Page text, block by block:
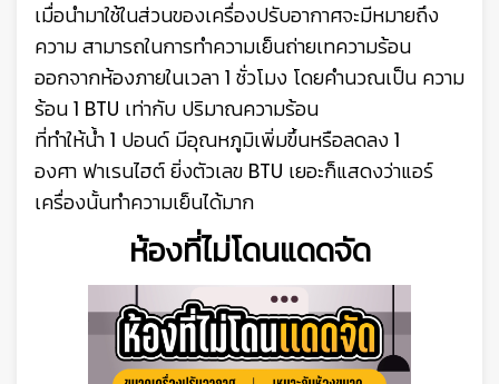
เมื่อนำมาใช้ในส่วนของเครื่องปรับอากาศจะมีหมายถึง
ความ สามารถในการทำความเย็นถ่ายเทความร้อน
ออกจากห้องภายในเวลา 1 ชั่วโมง โดยคำนวณเป็น ความ
ร้อน 1 BTU เท่ากับ ปริมาณความร้อน
ที่ทำให้น้ำ 1 ปอนด์ มีอุณหภูมิเพิ่มขึ้นหรือลดลง 1
องศา ฟาเรนไฮต์ ยิ่งตัวเลข BTU เยอะก็แสดงว่าแอร์
เครื่องนั้นทำความเย็นได้มาก
ห้องที่ไม่โดนแดดจัด